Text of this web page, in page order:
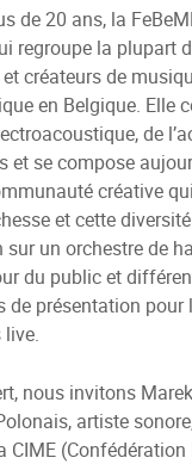
de 20 ans, la
regroupe la plupart
créateurs de
en Belgique. Elle
de
et se compose
créative
et cette
sur un orchestre de
du public et
de présentation pour
live.
nous invitons
artiste
CIME